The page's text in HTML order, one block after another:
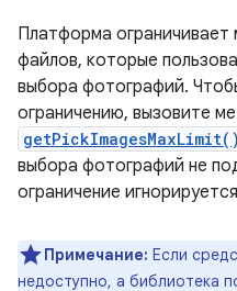
Платформа ограничивает
файлов, которые
выбора фотографий.
ограничению, вызовите
getPickImagesMaxLimit()
выбора фотографий не
ограничение
Примечание: Если
недоступно, а библиотека